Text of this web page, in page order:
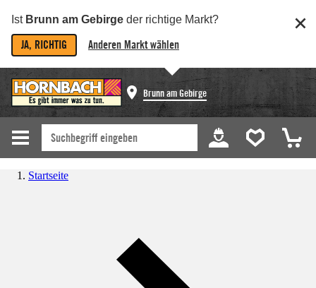
Ist Brunn am Gebirge der richtige Markt?
JA, RICHTIG Anderen Markt wählen
Brunn am Gebirge
Startseite